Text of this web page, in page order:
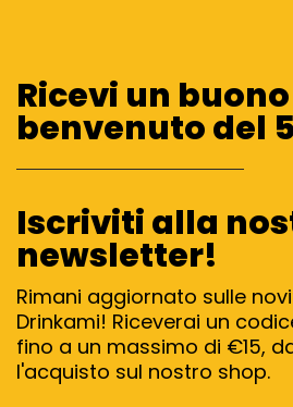
Ricevi un
benvenuto del
Iscriviti alla
newsletter!
Rimani aggiornato sulle
Drinkami! Riceverai un
fino a un massimo di €15,
l'acquisto sul nostro shop.